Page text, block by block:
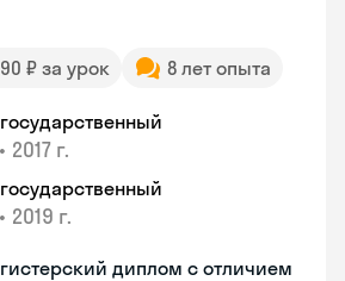
₽ за урок 8 лет опыта
• 2017 г.
• 2019 г.
диплом с отличием